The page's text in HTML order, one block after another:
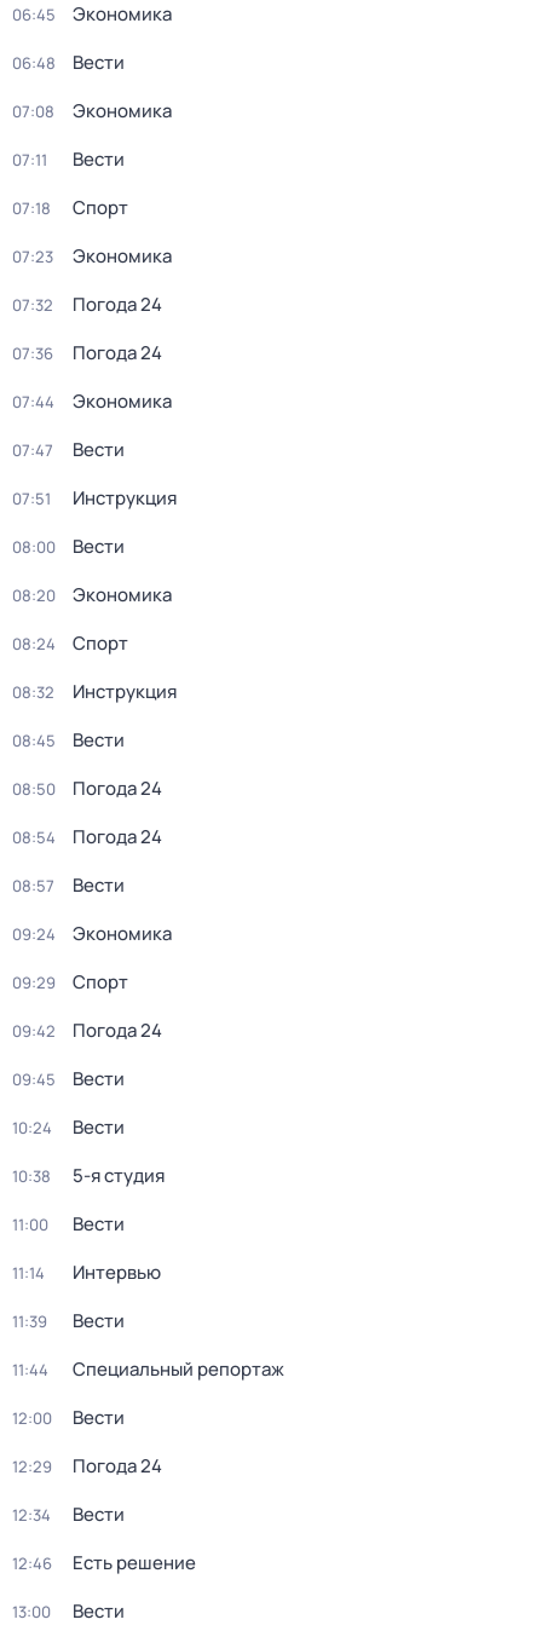
06:45 Экономика
06:48 Вести
07:08 Экономика
07:11 Вести
07:18 Спорт
07:23 Экономика
07:32 Погода 24
07:36 Погода 24
07:44 Экономика
07:47 Вести
07:51 Инструкция
08:00 Вести
08:20 Экономика
08:24 Спорт
08:32 Инструкция
08:45 Вести
08:50 Погода 24
08:54 Погода 24
08:57 Вести
09:24 Экономика
09:29 Спорт
09:42 Погода 24
09:45 Вести
10:24 Вести
10:38 5-я студия
11:00 Вести
11:14 Интервью
11:39 Вести
11:44 Специальный репортаж
12:00 Вести
12:29 Погода 24
12:34 Вести
12:46 Есть решение
13:00 Вести